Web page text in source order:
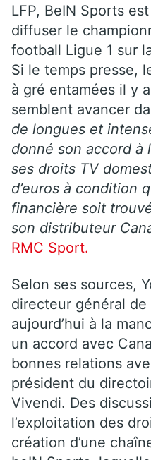
LFP, BeIN Sports
diffuser le
football Ligue 1 sur
Si le temps presse,
à gré entamées il y
semblent avancer
de longues et
donné son accord à
ses droits TV
d’euros à condition
financière soit
son distributeur
RMC Sport.
Selon ses sources,
directeur général
aujourd’hui à la
un accord avec
bonnes relations
président du
Vivendi. Des
l’exploitation des
création d’une